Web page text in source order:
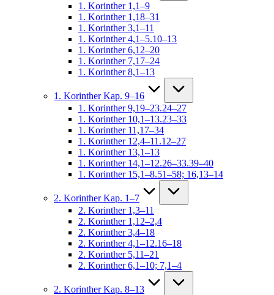
1. Korinther 1,1–9
1. Korinther 1,18–31
1. Korinther 3,1–11
1. Korinther 4,1–5.10–13
1. Korinther 6,12–20
1. Korinther 7,17–24
1. Korinther 8,1–13
1. Korinther Kap. 9–16
1. Korinther 9,19–23.24–27
1. Korinther 10,1–13.23–33
1. Korinther 11,17–34
1. Korinther 12,4–11.12–27
1. Korinther 13,1–13
1. Korinther 14,1–12.26–33.39–40
1. Korinther 15,1–8.51–58; 16,13–14
2. Korinther Kap. 1–7
2. Korinther 1,3–11
2. Korinther 1,12–2,4
2. Korinther 3,4–18
2. Korinther 4,1–12.16–18
2. Korinther 5,11–21
2. Korinther 6,1–10; 7,1–4
2. Korinther Kap. 8–13